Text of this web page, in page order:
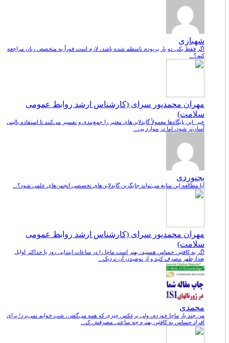
شهبازی
اگر فقط یکی دو بار پریودم نامنظم شده باشد، لازم است فوراً به متخصص زنان مراجعه
کنم؟...
مهران محمدپور سرای (کارشناس ارشد روابط عمومی
سلامت)
خیر. این پایگاه‌ها معمولاً گایدلاین‌های معتبر را جمع‌بندی و تفسیر می‌کنند تا استفاده بالینی
آسان‌تر شود، اما در موارد پی...
بجنوردی
آیا مطالعه این منابع می‌تواند جایگزین گایدلاین‌های تخصصی انجمن‌های علمی شود؟...
مهران محمدپور سرای (کارشناس ارشد روابط عمومی
سلامت)
اگر به کافئین حساس هستید، بهتر است ماچا را در ساعات ابتدایی روز یا حداکثر اوایل
بعدازظهر مصرف کنید و از نوشیدن آن نزدیک...
محمدی
من چند بار ماچا خوردم، ولی برعکس چیزی که همه می‌گفتن، شب خوابم نمی‌برد! برای
افراد حساس به کافئین بهتره چه ساعتی مصرفش ک...